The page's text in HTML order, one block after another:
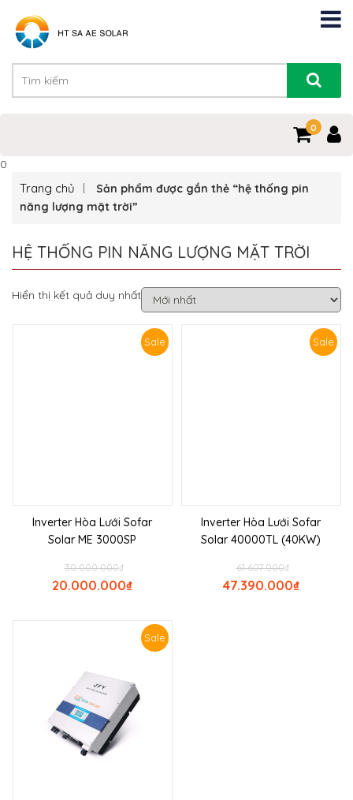
0
0
Trang chủ
Sản phẩm được gắn thẻ “hệ thống pin
năng lượng mặt trời”
HỆ THỐNG PIN NĂNG LƯỢNG MẶT TRỜI
Hiển thị kết quả duy nhất
Sale
Inverter Hòa Lưới Sofar
Solar ME 3000SP
₫
30.000.000
₫
20.000.000
Sale
Inverter Hòa Lưới Sofar
Solar 40000TL (40KW)
₫
61.607.000
₫
47.390.000
Sale